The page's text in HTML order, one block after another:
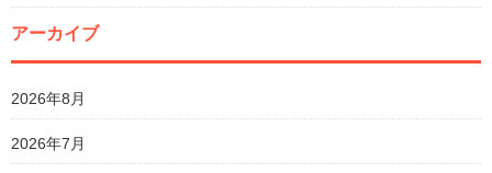
アーカイブ
2026年8月
2026年7月